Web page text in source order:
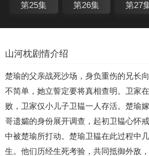
第25集 第26集 第27
山河枕剧情介绍
楚瑜的父亲战死沙场，身负重伤的兄长
不简单，她立誓定要将真相查明。卫家
败，卫家仅小儿子卫韫一人存活。楚瑜
哥遗孀的身份展开调查，起初卫韫心怀
中被楚瑜所打动。楚瑜卫韫在此过程中
生。他们历经生死考验，共同抵御外敌